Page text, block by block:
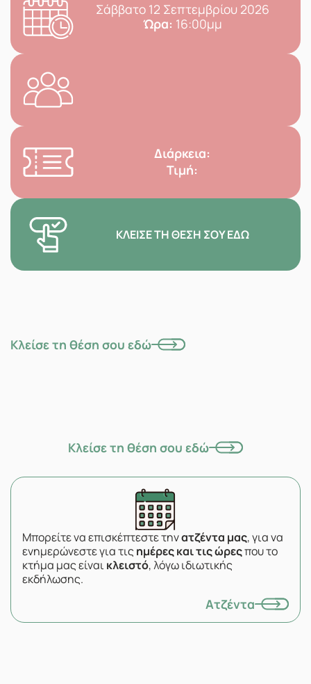
Σάββατο 12 Σεπτεμβρίου 2026
Ώρα: 16:00μμ
Διάρκεια:
Τιμή:
ΚΛΕΊΣΕ ΤΗ ΘΈΣΗ ΣΟΥ ΕΔΏ
Κλείσε τη θέση σου εδώ
Κλείσε τη θέση σου εδώ
Μπορείτε να επισκέπτεστε τηνατζέντα μας, για να
ενημερώνεστε για τιςημέρες και τις ώρεςπου το
κτήμα μας είναικλειστό, λόγω ιδιωτικής
εκδήλωσης.
Ατζέντα